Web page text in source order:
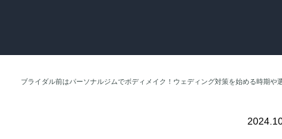
ブライダル前はパーソナルジムでボディメイク！ウェディング対策を始める時期や